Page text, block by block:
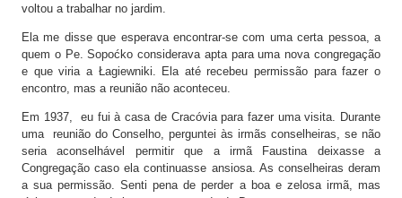
voltou a trabalhar no jardim.
Ela me disse que esperava encontrar-se com uma certa pessoa, a
quem o Pe. Sopoćko considerava apta para uma nova congregação
e que viria a Łagiewniki. Ela até recebeu permissão para fazer o
encontro, mas a reunião não aconteceu.
Em 1937, eu fui à casa de Cracóvia para fazer uma visita. Durante
uma reunião do Conselho, perguntei às irmãs conselheiras, se não
seria aconselhável permitir que a irmã Faustina deixasse a
Congregação caso ela continuasse ansiosa. As conselheiras deram
a sua permissão. Senti pena de perder a boa e zelosa irmã, mas